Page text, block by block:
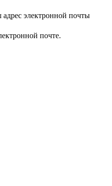
электронной почты
почте.